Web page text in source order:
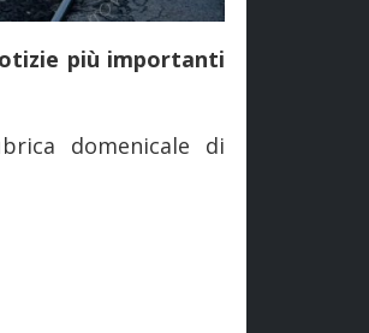
più importanti
domenicale di